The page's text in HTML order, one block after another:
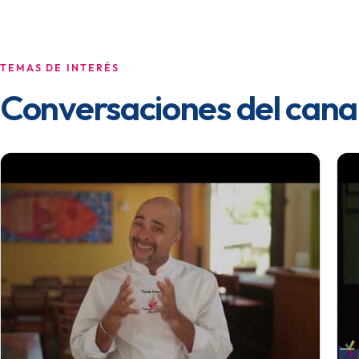
TEMAS DE INTERÉS
Conversaciones del